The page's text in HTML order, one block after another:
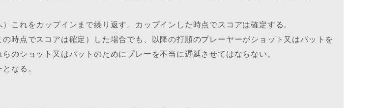
これをカップインまで繰り返す。カップインした時点でスコアは確定する。
時点でスコアは確定）した場合でも、以降の打順のプレーヤーがショット又はパットを
のショット又はパットのためにプレーを不当に遅延させてはならない。
なる。